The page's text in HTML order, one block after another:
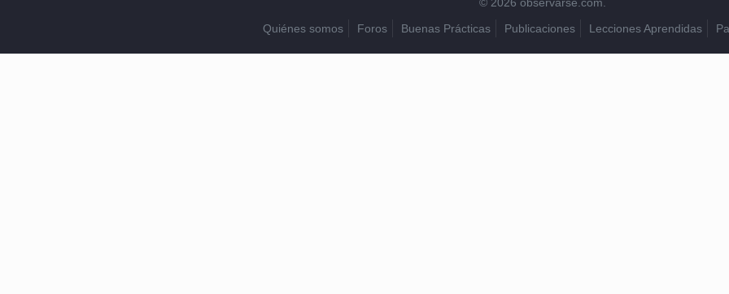
Quiénes somos
Foros Buenas Prácticas Publicaciones Lecciones Aprendidas